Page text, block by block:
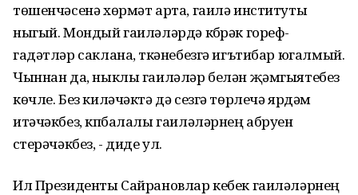
төшенчәсенә хөрмәт арта, гаилә институты
ныгый. Мондый гаиләләрдә күбрәк гореф-
гадәтләр саклана, үткәнебезгә игътибар югалмый.
Чыннан да, ныклы гаиләләр белән җәмгыятебез
көчле. Без киләчәктә дә сезгә төрлечә ярдәм
итәчәкбез, күпбалалы гаиләләрнең абруен
үстерәчәкбез, - диде ул.
Ил Президенты Сайрановлар кебек гаиләләрнең